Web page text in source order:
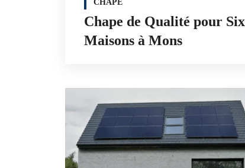
CHAPE
Chape de Qualité pour Six
Maisons à Mons